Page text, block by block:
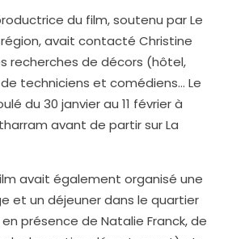
du film, soutenu par Le
avait contacté Christine
recherches de décors (hôtel,
techniciens et comédiens… Le
du 30 janvier au 11 février à
avant de partir sur La
avait également organisé une
et un déjeuner dans le quartier
présence de Natalie Franck, de